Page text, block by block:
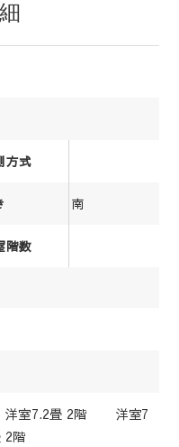
方式
南
階数
室7.2畳 2階 洋室7
2階